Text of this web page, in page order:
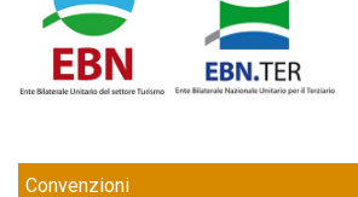
Convenzioni